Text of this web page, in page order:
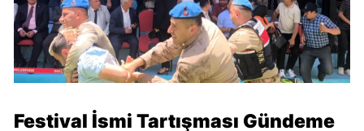
Festival İsmi Tartışması Gündeme